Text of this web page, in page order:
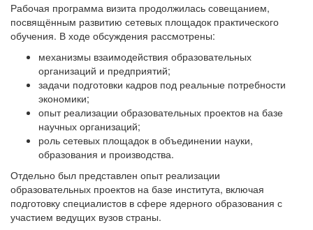
Рабочая программа визита продолжилась совещанием,
посвящённым развитию сетевых площадок практического
обучения. В ходе обсуждения рассмотрены:
механизмы взаимодействия образовательных
организаций и предприятий;
задачи подготовки кадров под реальные потребности
экономики;
опыт реализации образовательных проектов на базе
научных организаций;
роль сетевых площадок в объединении науки,
образования и производства.
Отдельно был представлен опыт реализации
образовательных проектов на базе института, включая
подготовку специалистов в сфере ядерного образования с
участием ведущих вузов страны.